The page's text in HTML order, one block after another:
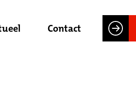
Contact